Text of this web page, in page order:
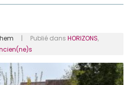
| Publié dans HORIZONS,